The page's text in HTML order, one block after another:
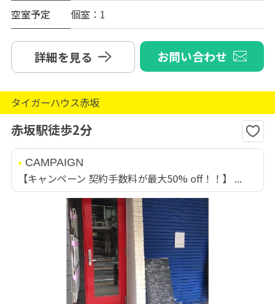
空室予定
個室：1
詳細を見る お問い合わせ
タイガーハウス赤坂
赤坂駅徒歩2分
CAMPAIGN
【キャンペーン 契約手数料が最大50% off！！】 ...